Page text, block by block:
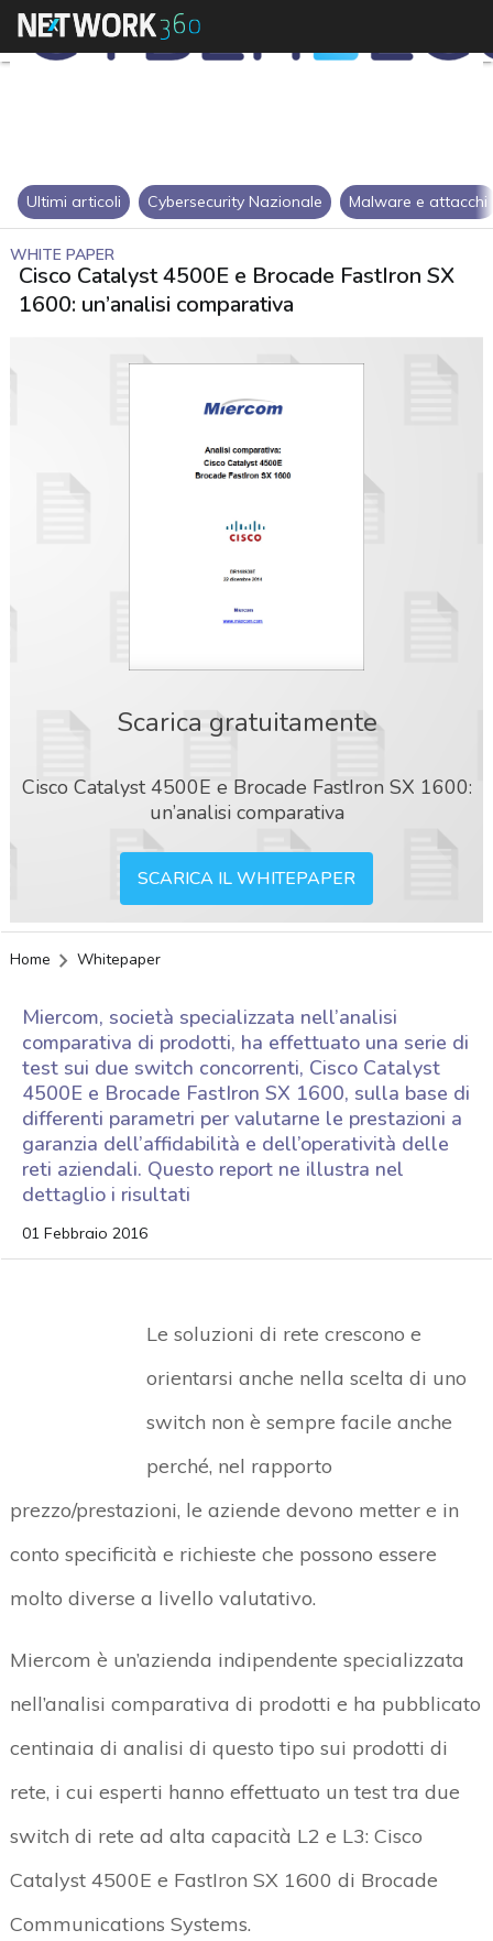
Ultimi articoli Cybersecurity Nazionale Malware e attacchi
WHITE PAPER
Cisco Catalyst 4500E e Brocade FastIron SX
1600: un’analisi comparativa
Scarica gratuitamente
Cisco Catalyst 4500E e Brocade FastIron SX 1600:
un’analisi comparativa
SCARICA IL WHITEPAPER
Home Whitepaper
Miercom, società specializzata nell’analisi
comparativa di prodotti, ha effettuato una serie di
test sui due switch concorrenti, Cisco Catalyst
4500E e Brocade FastIron SX 1600, sulla base di
differenti parametri per valutarne le prestazioni a
garanzia dell’affidabilità e dell’operatività delle
reti aziendali. Questo report ne illustra nel
dettaglio i risultati
01 Febbraio 2016
Le soluzioni di rete crescono e
orientarsi anche nella scelta di uno
switch non è sempre facile anche
perché, nel rapporto
prezzo/prestazioni, le aziende devono metter e in
conto specificità e richieste che possono essere
molto diverse a livello valutativo.
Miercom è un’azienda indipendente specializzata
nell’analisi comparativa di prodotti e ha pubblicato
centinaia di analisi di questo tipo sui prodotti di
rete, i cui esperti hanno effettuato un test tra due
switch di rete ad alta capacità L2 e L3: Cisco
Catalyst 4500E e FastIron SX 1600 di Brocade
Communications Systems.